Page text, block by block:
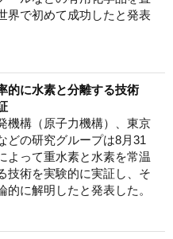
界で初めて成功したと発表
的に水素と分離する技術
機構（原子力機構）、東京
どの研究グループは8月31
よって重水素と水素を常温
技術を実験的に実証し、そ
的に解明したと発表した。